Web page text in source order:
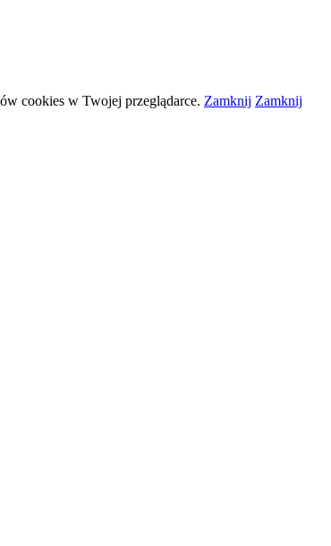
cookies w Twojej przeglądarce. Zamknij Zamknij